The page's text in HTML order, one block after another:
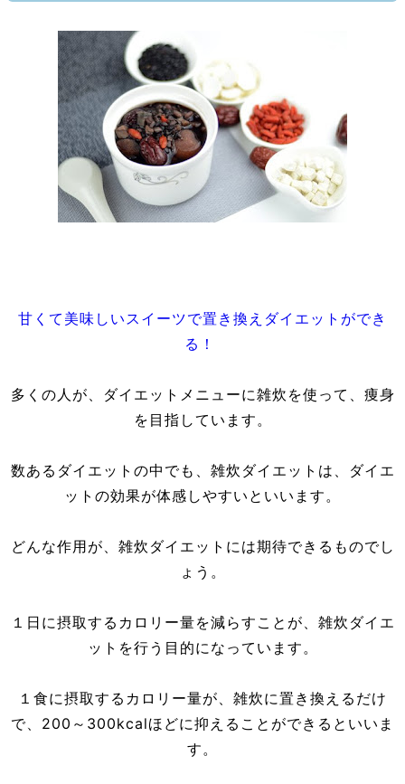
甘くて美味しいスイーツで置き換えダイエットができ
る！
多くの人が、ダイエットメニューに雑炊を使って、痩身
を目指しています。
数あるダイエットの中でも、雑炊ダイエットは、ダイエ
ットの効果が体感しやすいといいます。
どんな作用が、雑炊ダイエットには期待できるものでし
ょう。
１日に摂取するカロリー量を減らすことが、雑炊ダイエ
ットを行う目的になっています。
１食に摂取するカロリー量が、雑炊に置き換えるだけ
で、200～300kcalほどに抑えることができるといいま
す。